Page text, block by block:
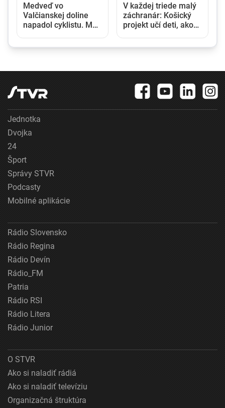
Medveď vo
Valčianskej doline
napadol cyklistu. Muž
V každej triede malý
záchranár: Košický
projekt učí deti, ako
Jednotka
Dvojka
24
Šport
Správy STVR
Podcasty
Mobilné aplikácie
Rádio Slovensko
Rádio Regina
Rádio Devín
Rádio_FM
Patria
Rádio RSI
Rádio Litera
Rádio Junior
O STVR
Ako si naladiť rádiá
Ako si naladiť televíziu
Organizačná štruktúra